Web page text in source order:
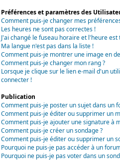
Préférences et paramètres des
Comment puis-je changer mes
Les heures ne sont pas correctes !
J'ai changé le fuseau horaire et l'heure
Ma langue n'est pas dans la liste !
Comment puis-je montrer une image en
Comment puis-je changer mon rang ?
Lorsque je clique sur le lien e-mail d'un
connecter !
Publication
Comment puis-je poster un sujet dans un
Comment puis-je éditer ou supprimer un
Comment puis-je ajouter une signature à
Comment puis-je créer un sondage ?
Comment puis-je éditer ou supprimer un
Pourquoi ne puis-je pas accéder à un
Pourquoi ne puis-je pas voter dans un